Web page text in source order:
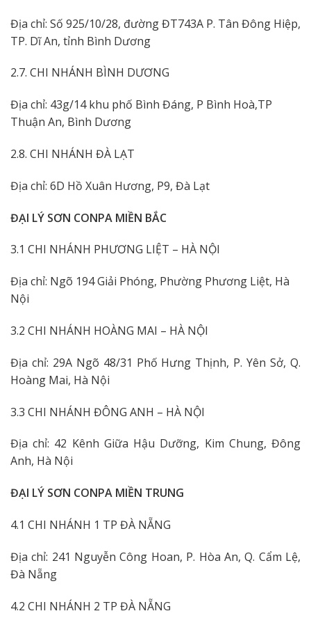
Địa chỉ: Số 925/10/28, đường ĐT743A P. Tân Đông Hiệp,
TP. Dĩ An, tỉnh Bình Dương
2.7. CHI NHÁNH BÌNH DƯƠNG
Địa chỉ: 43g/14 khu phố Bình Đáng, P Bình Hoà,TP
Thuận An, Bình Dương
2.8. CHI NHÁNH ĐÀ LẠT
Địa chỉ: 6D Hồ Xuân Hương, P9, Đà Lạt
ĐẠI LÝ SƠN CONPA MIỀN BẮC
3.1 CHI NHÁNH PHƯƠNG LIỆT – HÀ NỘI
Địa chỉ: Ngõ 194 Giải Phóng, Phường Phương Liệt, Hà
Nội
3.2 CHI NHÁNH HOÀNG MAI – HÀ NỘI
Địa chỉ: 29A Ngõ 48/31 Phố Hưng Thịnh, P. Yên Sở, Q.
Hoàng Mai, Hà Nội
3.3 CHI NHÁNH ĐÔNG ANH – HÀ NỘI
Địa chỉ: 42 Kênh Giữa Hậu Dưỡng, Kim Chung, Đông
Anh, Hà Nội
ĐẠI LÝ SƠN CONPA MIỀN TRUNG
4.1 CHI NHÁNH 1 TP ĐÀ NẴNG
Địa chỉ: 241 Nguyễn Công Hoan, P. Hòa An, Q. Cẩm Lệ,
Đà Nẵng
4.2 CHI NHÁNH 2 TP ĐÀ NẴNG